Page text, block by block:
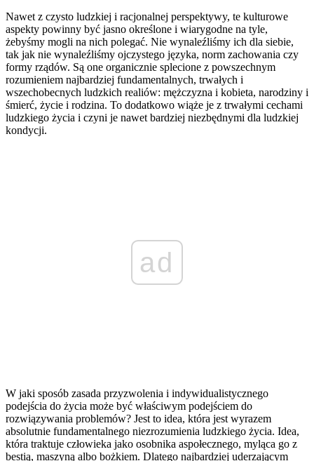
Nawet z czysto ludzkiej i racjonalnej perspektywy, te kulturowe
aspekty powinny być jasno określone i wiarygodne na tyle,
żebyśmy mogli na nich polegać. Nie wynaleźliśmy ich dla siebie,
tak jak nie wynaleźliśmy ojczystego języka, norm zachowania czy
formy rządów. Są one organicznie splecione z powszechnym
rozumieniem najbardziej fundamentalnych, trwałych i
wszechobecnych ludzkich realiów: mężczyzna i kobieta, narodziny i
śmierć, życie i rodzina. To dodatkowo wiąże je z trwałymi cechami
ludzkiego życia i czyni je nawet bardziej niezbędnymi dla ludzkiej
kondycji.
ad
W jaki sposób zasada przyzwolenia i indywidualistycznego
podejścia do życia może być właściwym podejściem do
rozwiązywania problemów? Jest to idea, która jest wyrazem
absolutnie fundamentalnego niezrozumienia ludzkiego życia. Idea,
która traktuje człowieka jako osobnika aspołecznego, myląca go z
bestią, maszyną albo bożkiem. Dlatego najbardziej uderzającym